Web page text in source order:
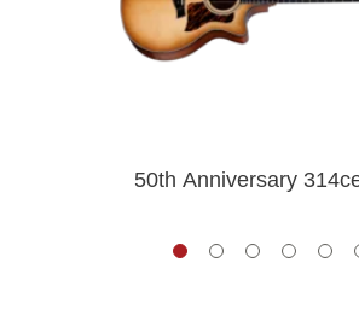
50th Anniversary